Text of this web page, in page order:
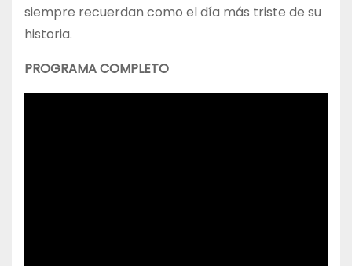
siempre recuerdan como el día más triste de su
historia.
PROGRAMA COMPLETO